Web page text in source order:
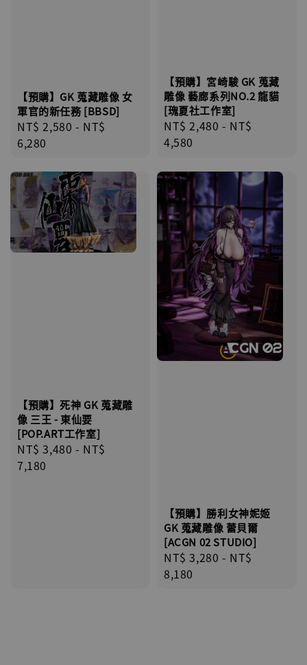
【預購】GK 蒐藏雕像 女
軍官的新任務 [BBSD]
Regular
price
NT$ 2,580 - NT$
6,280
【預購】宮崎駿 GK 蒐藏
雕像 藝廊系列NO.2 龍貓
[瑰夏社工作室]
Regular
price
NT$ 2,480 - NT$
4,580
【預購】死神 GK 蒐藏雕
像 三王 - 東仙要
[POP.ART工作室]
Regular
price
NT$ 3,480 - NT$
7,180
【預購】勝利女神妮姬
GK 蒐藏雕像 蕾貝爾
[ACGN 02 STUDIO]
Regular
price
NT$ 3,280 - NT$
8,180